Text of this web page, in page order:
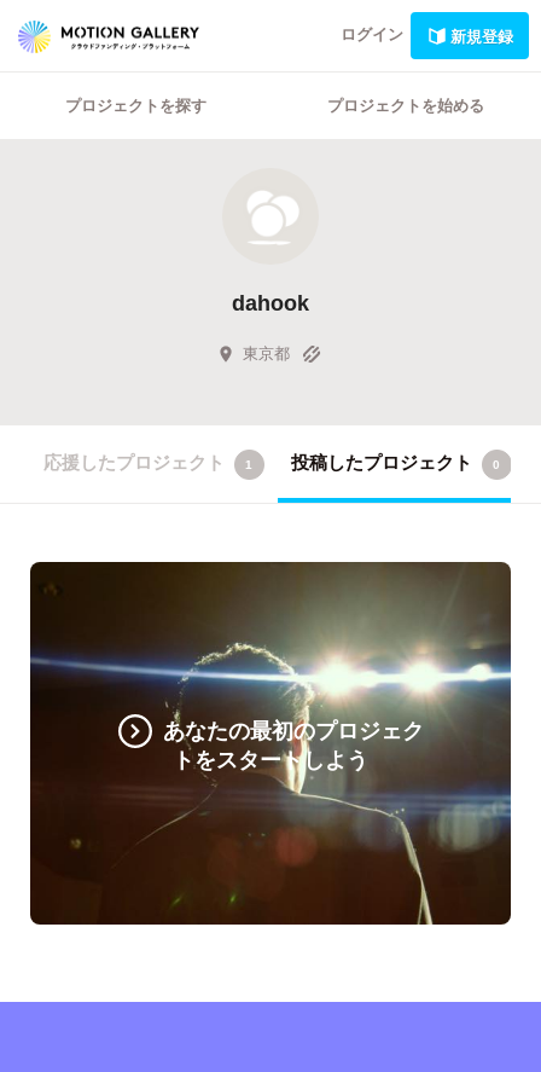
ログイン 新規登録
プロジェクトを探す プロジェクトを始める
dahook
東京都
応援したプロジェクト 1 投稿したプロジェクト 0
あなたの最初のプロジェク
トをスタートしよう